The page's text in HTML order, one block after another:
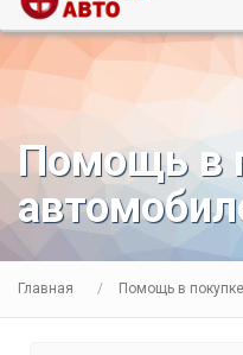
Помощь в
Главная Помощь в